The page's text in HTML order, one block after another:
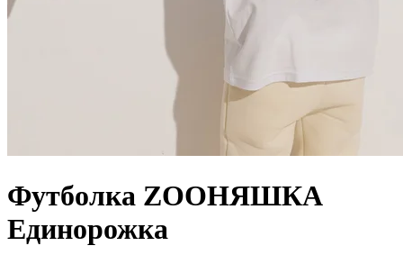
Футболка ZOOНЯШКА
Единорожка